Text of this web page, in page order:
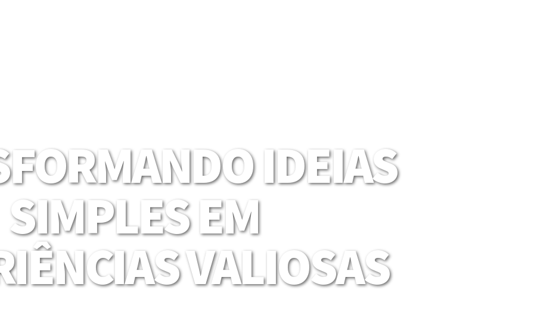
IDEIAS
SIMPLES EM
VALIOSAS